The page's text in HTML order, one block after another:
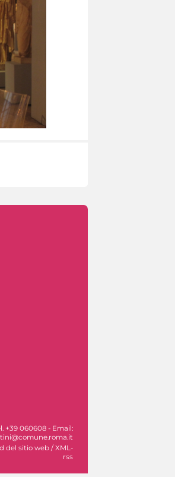
+39 060608 - Email:
del sitio web /XML-
rss